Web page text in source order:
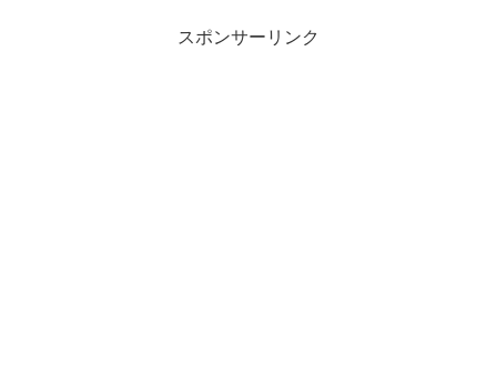
スポンサーリンク